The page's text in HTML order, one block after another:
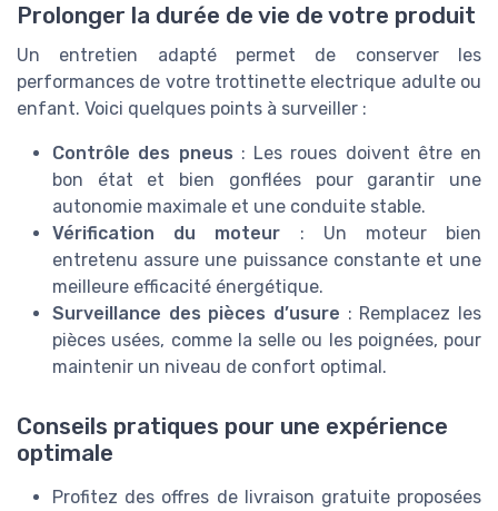
Prolonger la durée de vie de votre produit
Un entretien adapté permet de conserver les
performances de votre trottinette electrique adulte ou
enfant. Voici quelques points à surveiller :
Contrôle des pneus : Les roues doivent être en
bon état et bien gonflées pour garantir une
autonomie maximale et une conduite stable.
Vérification du moteur : Un moteur bien
entretenu assure une puissance constante et une
meilleure efficacité énergétique.
Surveillance des pièces d’usure : Remplacez les
pièces usées, comme la selle ou les poignées, pour
maintenir un niveau de confort optimal.
Conseils pratiques pour une expérience
optimale
Profitez des offres de livraison gratuite proposées